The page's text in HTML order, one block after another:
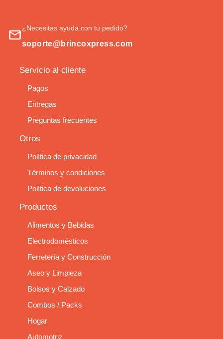
¿Necesitas ayuda con tu pedido?
soporte@brincoxpress.com
Servicio al cliente
Pagos
Entregas
Preguntas frecuentes
Otros
Política de privacidad
Términos y condiciones
Política de devoluciones
Productos
Alimentos y Bebidas
Electrodomésticos
Ferretería y Construcción
Aseo y Limpieza
Bolsos y Calzado
Combos / Packs
Hogar
Automotriz